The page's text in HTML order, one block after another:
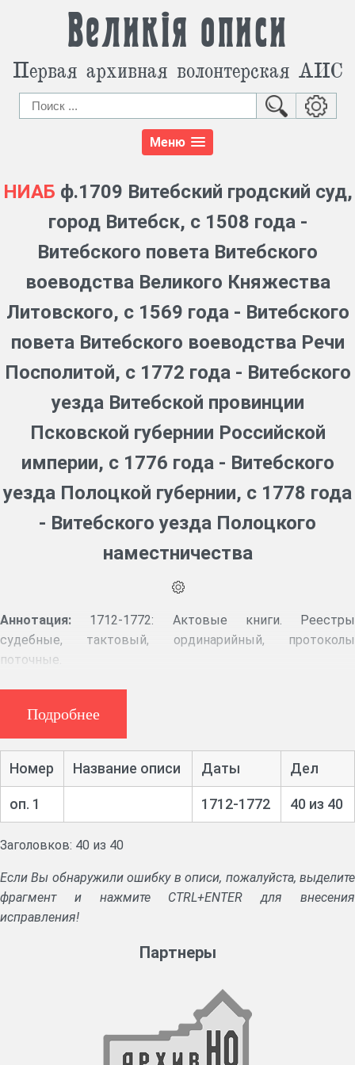
Великія описи
Первая архивная волонтерская АИС
Меню
НИАБ ф.1709 Витебский гродский суд,
город Витебск, с 1508 года -
Витебского повета Витебского
воеводства Великого Княжества
Литовского, с 1569 года - Витебского
повета Витебского воеводства Речи
Посполитой, с 1772 года - Витебского
уезда Витебской провинции
Псковской губернии Российской
империи, с 1776 года - Витебского
уезда Полоцкой губернии, с 1778 года
- Витебского уезда Полоцкого
наместничества
Аннотация: 1712-1772: Актовые книги. Реестры
судебные, тактовый, ординарийный, протоколы
поточные.
Подробнее
Номер Название описи Даты Дел
оп. 1 1712-1772 40 из 40
Заголовков: 40 из 40
Если Вы обнаружили ошибку в описи, пожалуйста, выделите
фрагмент и нажмите CTRL+ENTER для внесения
исправления!
Партнеры